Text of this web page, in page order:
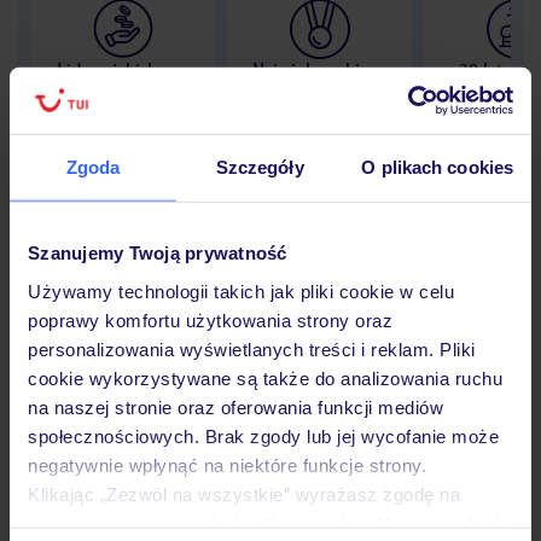
Zgoda Szczegóły O plikach cookies
Szanujemy Twoją prywatność
Używamy technologii takich jak pliki cookie w celu
poprawy komfortu użytkowania strony oraz
personalizowania wyświetlanych treści i reklam. Pliki
cookie wykorzystywane są także do analizowania ruchu
na naszej stronie oraz oferowania funkcji mediów
społecznościowych. Brak zgody lub jej wycofanie może
negatywnie wpłynąć na niektóre funkcje strony.
Klikając „Zezwól na wszystkie” wyrażasz zgodę na
Lider niskich cen
Największe biuro
30 lat w
Hotel
Opinie
Pokoje